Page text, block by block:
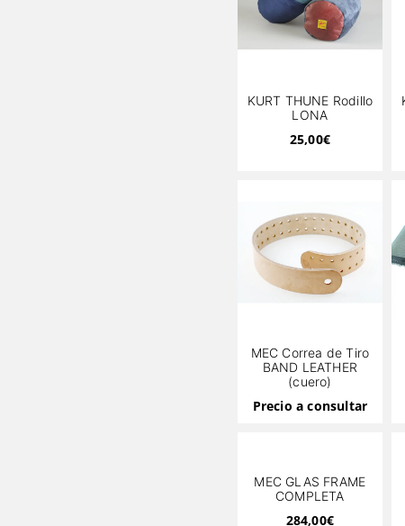
KURT THUNE Rodillo
LONA
25,00€
MEC Correa de Tiro
BAND LEATHER
(cuero)
Precio a consultar
MEC GLAS FRAME
COMPLETA
284,00€